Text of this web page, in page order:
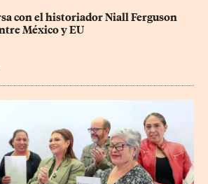
con el historiador Niall Ferguson
México y EU